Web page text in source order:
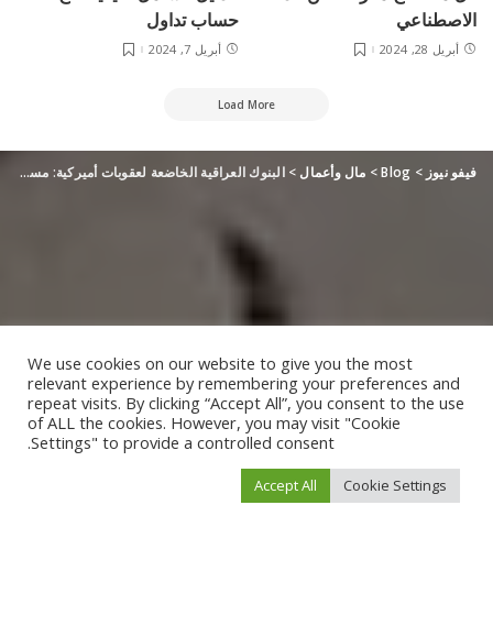
الاصطناعي
أبريل 28, 2024
حساب تداول
أبريل 7, 2024
Load More
فيفو نيوز >
Blog
> مال وأعمال >البنوك العراقية الخاضعة لعقوبات أميركية: مستعدون لمواجهة التدقيق
We use cookies on our website to give you the most
relevant experience by remembering your preferences and
repeat visits. By clicking “Accept All”, you consent to the use
of ALL the cookies. However, you may visit "Cookie
Settings" to provide a controlled consent.
Cookie Settings
Accept All